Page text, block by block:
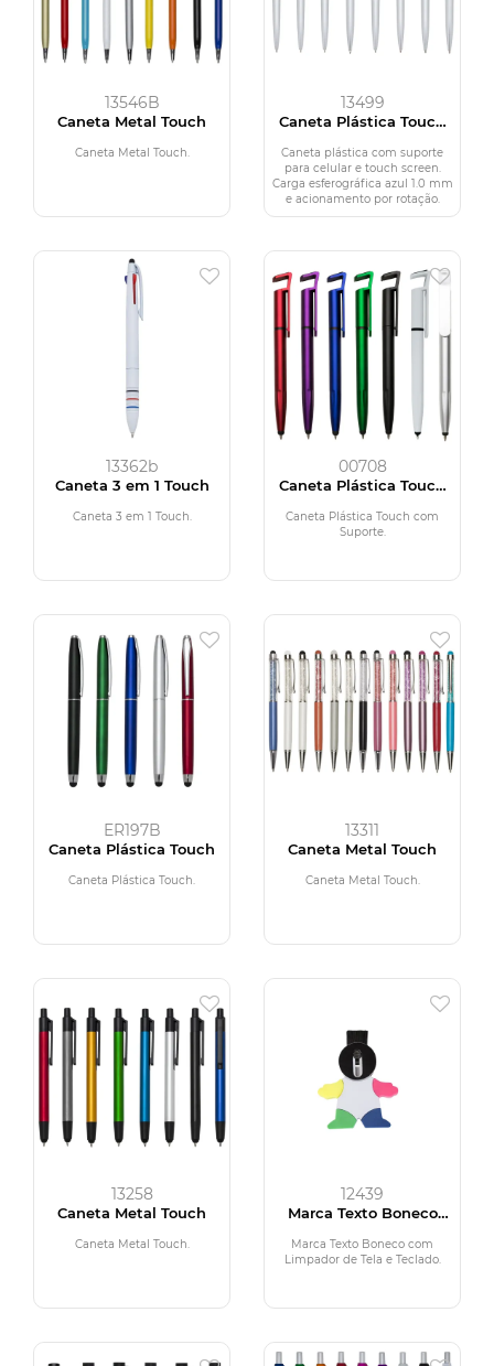
13546B
Caneta Metal Touch
Caneta Metal Touch.
13499
Caneta Plástica Touch
Caneta plástica com suporte
para celular e touch screen.
Carga esferográfica azul 1.0 mm
e acionamento por rotação.
13362b
Caneta 3 em 1 Touch
Caneta 3 em 1 Touch.
00708
Caneta Plástica Touch
Caneta Plástica Touch com
Suporte.
ER197B
Caneta Plástica Touch
Caneta Plástica Touch.
13311
Caneta Metal Touch
Caneta Metal Touch.
13258
Caneta Metal Touch
Caneta Metal Touch.
12439
Marca Texto Boneco
Teclado
Marca Texto Boneco com
Limpador de Tela e Teclado.